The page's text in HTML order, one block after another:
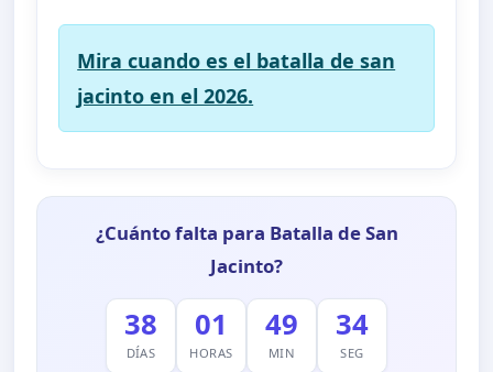
Mira cuando es el batalla de san
jacinto en el 2026.
¿Cuánto falta para Batalla de San
Jacinto?
38
DÍAS
01
HORAS
49
MIN
33
SEG